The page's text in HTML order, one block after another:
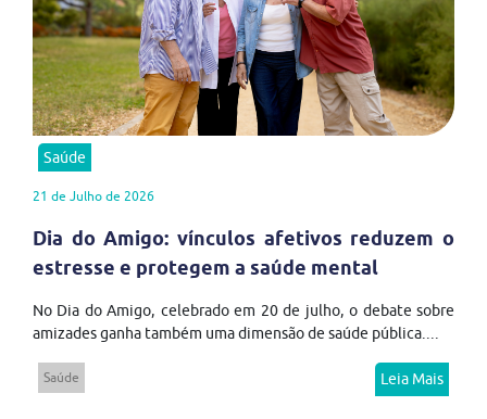
Saúde
21 de Julho de 2026
Dia do Amigo: vínculos afetivos reduzem o
estresse e protegem a saúde mental
No Dia do Amigo, celebrado em 20 de julho, o debate sobre
amizades ganha também uma dimensão de saúde pública....
Saúde Leia Mais